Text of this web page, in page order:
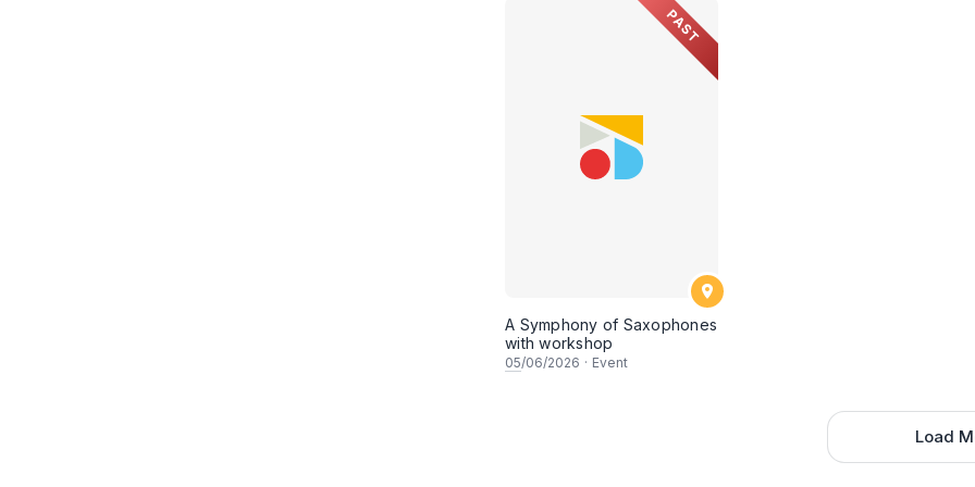
• Filipina : Philippine High School for the Arts.
• ⁠Indonesia : Yogyakarta Royal Orchestra
*Identiti Visual & Tema 2026:*
Malaysia (sampin dan selendang), melambangkan
• Reka Bentuk: Poster menampilkan latar langit
Berkembar Petronas (KLCC) dan Menara Kuala
PAST
A Symphony of Saxophones
with workshop
05/06/2026 · Event
Load